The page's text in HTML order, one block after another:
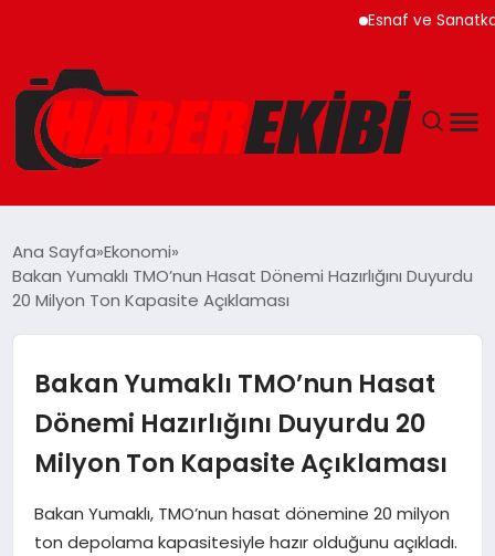
Esnaf ve Sanatkar
GÜNCEL
MAGAZIN
SAĞLIK
Ana Sayfa Ekonomi
Bakan Yumaklı TMO’nun Hasat Dönemi Hazırlığını Duyurdu
20 Milyon Ton Kapasite Açıklaması
Bakan Yumaklı TMO’nun Hasat
Dönemi Hazırlığını Duyurdu 20
Milyon Ton Kapasite Açıklaması
Bakan Yumaklı, TMO’nun hasat dönemine 20 milyon
ton depolama kapasitesiyle hazır olduğunu açıkladı.